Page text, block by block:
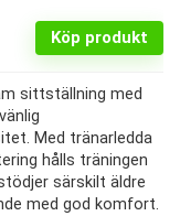
Köp produkt
sittställning med
Med tränarledda
hålls träningen
särskilt äldre
med god komfort.